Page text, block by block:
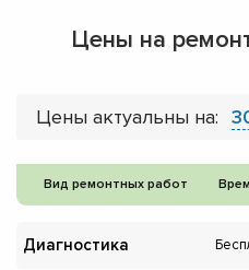
Цены на
Цены актуальны на:
Вид ремонтных работ
Диагностика